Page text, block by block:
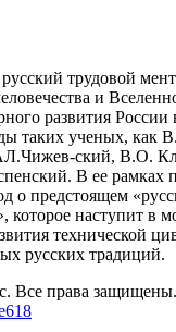
трудовой
и
развития
таких ученых, как
ский, В.О.
В ее рамках
о предстоящем
которое наступит в
технической
русских традиций.
Все права защищены.